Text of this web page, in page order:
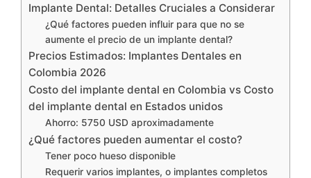
Implante Dental: Detalles Cruciales a Considerar
¿Qué factores pueden influir para que no se
aumente el precio de un implante dental?
Precios Estimados: Implantes Dentales en
Colombia 2026
Costo del implante dental en Colombia vs Costo
del implante dental en Estados unidos
Ahorro: 5750 USD aproximadamente
¿Qué factores pueden aumentar el costo?
Tener poco hueso disponible
Requerir varios implantes, o implantes completos